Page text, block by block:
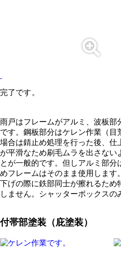
完了です。
雨戸はフレームがアルミ、波板部
です。鋼板部分はケレン作業（目
場合は錆止め処理を行った後、仕
が平滑なため刷毛ムラを出さない
とが一般的です。但しアルミ部分
めフレームはそのまま使用します
下げの際に鉄部同士が擦れるため
しません。シャッターボックスの
付帯部塗装（庇塗装）